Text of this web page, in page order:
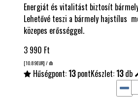
Energiát és vitalitást biztosít
Lehetővé teszi a bármely hajstílus
közepes erősséggel.
3 990 Ft
[10.89EUR] / db
Hűségpont:13pontKészlet:13db